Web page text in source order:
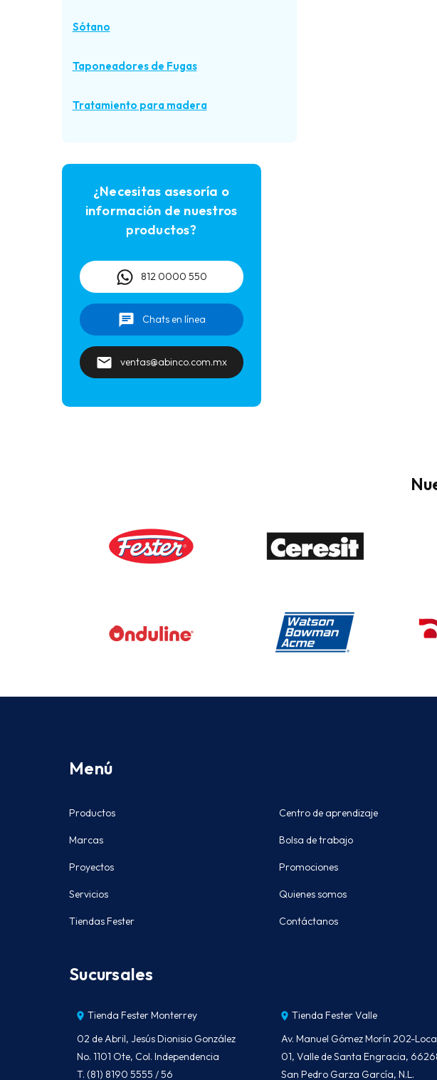
Sótano
Taponeadores de Fugas
Tratamiento para madera
¿Necesitas asesoría o
información de nuestros
productos?
812 0000 550
Chats en línea
ventas@abinco.com.mx
Menú
Productos
Marcas
Proyectos
Servicios
Tiendas Fester
Centro de aprendizaje
Bolsa de trabajo
Promociones
Quienes somos
Contáctanos
Sucursales
Tienda Fester Monterrey
02 de Abril, Jesús Dionisio González
No. 1101 Ote, Col. Independencia
T. (81) 8190 5555 / 56
Tienda Fester Valle
Av. Manuel Gómez Morín 202-
01, Valle de Santa Engracia,
San Pedro Garza García, N.L.